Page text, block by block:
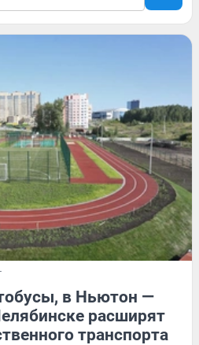
в Ньютон —
расширят
транспорта